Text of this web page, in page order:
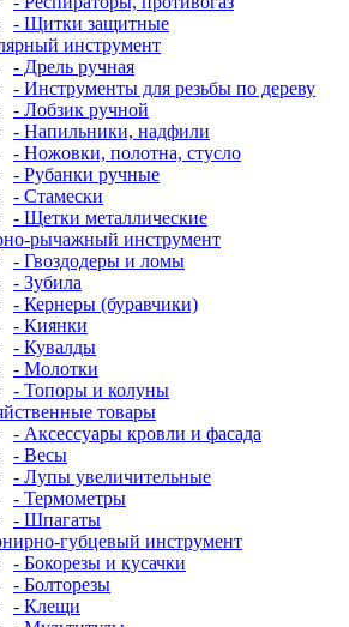
- Щитки защитные
инструмент
- Дрель ручная
- Инструменты для резьбы по дереву
- Лобзик ручной
- Напильники, надфили
- Ножовки, полотна, стусло
- Рубанки ручные
- Стамески
- Щетки металлические
рычажный инструмент
- Гвоздодеры и ломы
- Зубила
- Кернеры (буравчики)
- Киянки
- Кувалды
- Молотки
- Топоры и колуны
товары
- Аксессуары кровли и фасада
- Весы
- Лупы увеличительные
- Термометры
- Шпагаты
губцевый инструмент
- Бокорезы и кусачки
- Болторезы
- Клещи